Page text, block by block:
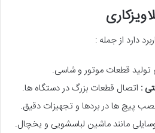
دارد از جمله :
تولید قطعات موتور و شاسی.
: اتصال قطعات بزرگ در دستگاه ها.
پیچ ها در بردها و تجهیزات دقیق.
مانند ماشین لباسشویی و یخچال.